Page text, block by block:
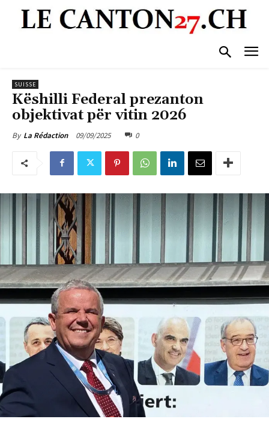
SUISSE
Këshilli Federal prezanton
objektivat për vitin 2026
By La Rédaction 09/09/2025 0